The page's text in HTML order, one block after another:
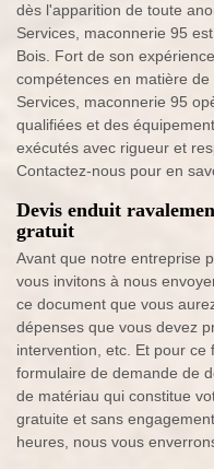
dès l'apparition de toute
Services, maconnerie 95
Bois. Fort de son
compétences en matière
Services, maconnerie 95
qualifiées et des
exécutés avec rigueur et
Contactez-nous pour en
Devis enduit
gratuit
Avant que notre entreprise
vous invitons à nous
ce document que vous
dépenses que vous devez
intervention, etc. Et pour ce
formulaire de demande de
de matériau qui constitue
gratuite et sans
heures, nous vous